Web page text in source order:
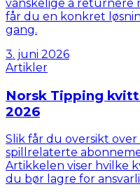
vanskelige å returnere
får du en konkret
gang.
3. juni 2026
Artikler
Norsk Tipping
2026
Slik får du oversikt
spillrelaterte
Artikkelen viser hvilke
du bør lagre for